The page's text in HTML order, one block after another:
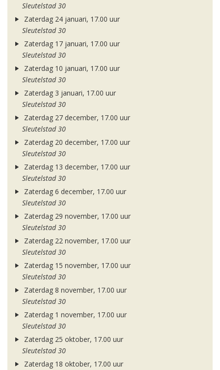
Sleutelstad 30
Zaterdag 24 januari, 17.00 uur
Sleutelstad 30
Zaterdag 17 januari, 17.00 uur
Sleutelstad 30
Zaterdag 10 januari, 17.00 uur
Sleutelstad 30
Zaterdag 3 januari, 17.00 uur
Sleutelstad 30
Zaterdag 27 december, 17.00 uur
Sleutelstad 30
Zaterdag 20 december, 17.00 uur
Sleutelstad 30
Zaterdag 13 december, 17.00 uur
Sleutelstad 30
Zaterdag 6 december, 17.00 uur
Sleutelstad 30
Zaterdag 29 november, 17.00 uur
Sleutelstad 30
Zaterdag 22 november, 17.00 uur
Sleutelstad 30
Zaterdag 15 november, 17.00 uur
Sleutelstad 30
Zaterdag 8 november, 17.00 uur
Sleutelstad 30
Zaterdag 1 november, 17.00 uur
Sleutelstad 30
Zaterdag 25 oktober, 17.00 uur
Sleutelstad 30
Zaterdag 18 oktober, 17.00 uur